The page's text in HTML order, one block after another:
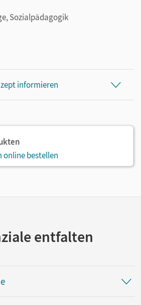
Sozialpädagogik
informieren
online bestellen
entfalten